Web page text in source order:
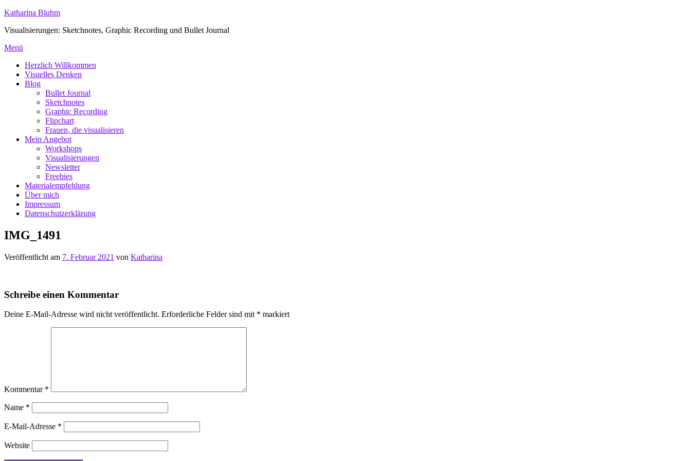
Zum
springen
Katharina Bluhm
Visualisierungen: Sketchnotes, Graphic Recording und Bullet Journal
Menü
Herzlich Willkommen
Visuelles Denken
Blog
Bullet Journal
Sketchnotes
Graphic Recording
Flipchart
Frauen, die visualisieren
Mein Angebot
Workshops
Visualisierungen
Newsletter
Freebies
Materialempfehlung
Über mich
Impressum
Datenschutzerklärung
IMG_1491
Veröffentlicht am 7. Februar 2021 von Katharina
Schreibe einen Kommentar
Deine E-Mail-Adresse wird nicht veröffentlicht. Erforderliche Felder sind mit * markiert
Kommentar *
Name *
E-Mail-Adresse *
Website